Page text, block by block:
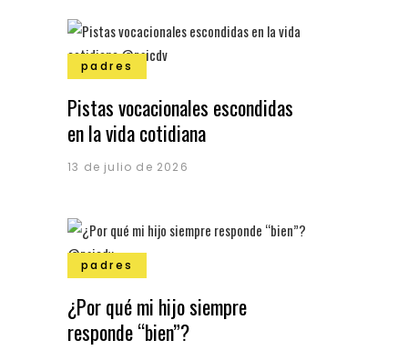
padres
Pistas vocacionales escondidas
en la vida cotidiana
13 de julio de 2026
padres
¿Por qué mi hijo siempre
responde “bien”?